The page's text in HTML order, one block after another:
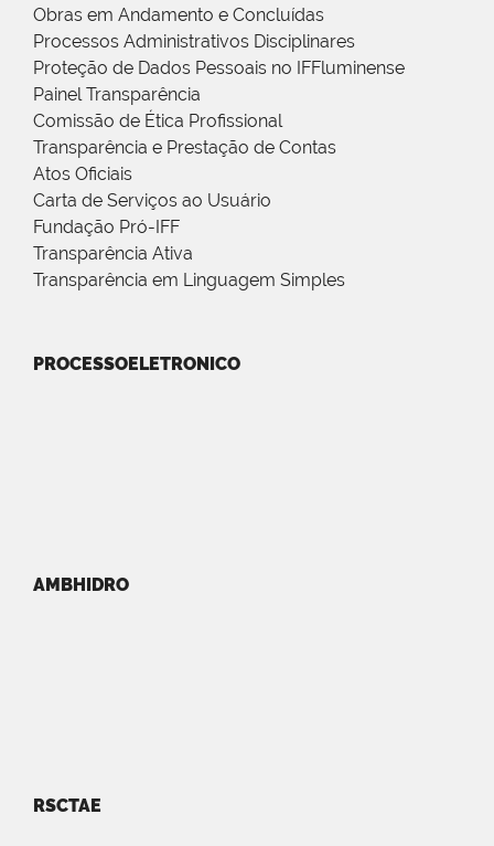
Obras em Andamento e Concluídas
Processos Administrativos Disciplinares
Proteção de Dados Pessoais no IFFluminense
Painel Transparência
Comissão de Ética Profissional
Transparência e Prestação de Contas
Atos Oficiais
Carta de Serviços ao Usuário
Fundação Pró-IFF
Transparência Ativa
Transparência em Linguagem Simples
PROCESSOELETRONICO
AMBHIDRO
RSCTAE